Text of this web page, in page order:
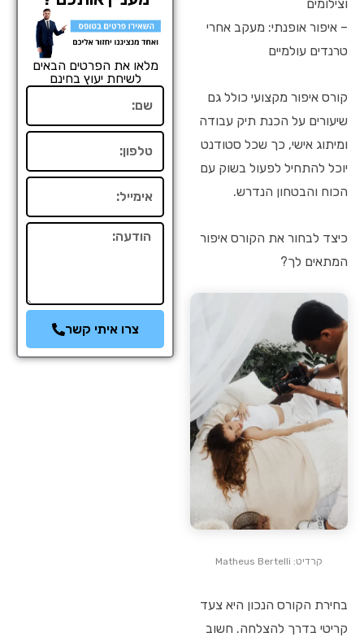
וצילומים
– איפור אופנתי: מעקב אחרי
טרנדים עולמיים
קורס איפור מקצועי כולל גם
שיעורים על הכנת תיק עבודה
ומיתוג אישי, כך שכל סטודנט
יוכל להתחיל לפעול בשוק עם
הכוח והבטחון הנדרש.
כיצד לבחור את הקורס איפור
המתאים לך?
קרדיט: Matheus Bertelli
בחירת הקורס הנכון היא צעד
קריטי בדרך להצלחה. חשוב
מלאו את הפרטים הבאים
לשיחת יעוץ בחינם
הודעה
צרו איתי קשר